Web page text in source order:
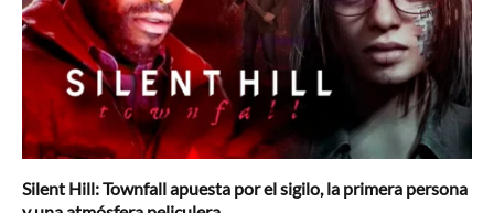
Silent Hill: Townfall apuesta por el sigilo, la primera persona